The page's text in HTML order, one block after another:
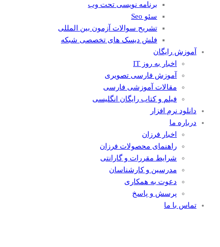
برنامه نویسی تحت وب
سئو Seo
تشریح سوالات آزمون بین المللی
فلش دیسک های تخصصی شبکه
آموزش رایگان
اخبار به روز IT
آموزش فارسی تصویری
مقالات آموزشی فارسی
فیلم و کتاب رایگان انگلیسی
دانلود نرم افزار
درباره ما
اخبار فرزان
راهنمای محصولات فرزان
شرایط مقررات و گارانتی
مدرسین و کارشناسان
دعوت به همکاری
پرسش و پاسخ
تماس با ما